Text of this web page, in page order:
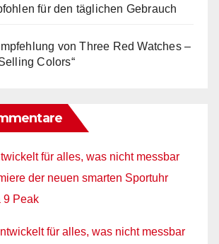
für den täglichen Gebrauch
von Three Red Watches –
Colors“
für alles, was nicht messbar
der neuen smarten Sportuhr
9 Peak
für alles, was nicht messbar